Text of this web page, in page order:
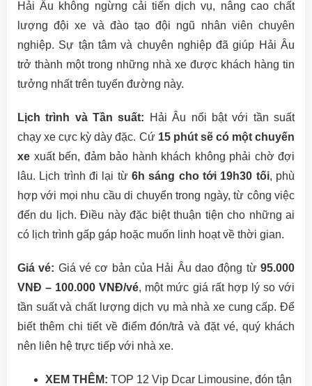
Hải Âu không ngừng cải tiến dịch vụ, nâng cao chất
lượng đội xe và đào tạo đội ngũ nhân viên chuyên
nghiệp. Sự tận tâm và chuyên nghiệp đã giúp Hải Âu
trở thành một trong những nhà xe được khách hàng tin
tưởng nhất trên tuyến đường này.
Lịch trình và Tần suất: Hải Âu nổi bật với tần suất
chạy xe cực kỳ dày đặc. Cứ 15 phút sẽ có một chuyến
xe xuất bến, đảm bảo hành khách không phải chờ đợi
lâu. Lịch trình đi lại từ 6h sáng cho tới 19h30 tối, phù
hợp với mọi nhu cầu di chuyển trong ngày, từ công việc
đến du lịch. Điều này đặc biệt thuận tiện cho những ai
có lịch trình gấp gáp hoặc muốn linh hoạt về thời gian.
Giá vé: Giá vé cơ bản của Hải Âu dao động từ95.000
VNĐ – 100.000 VNĐ/vé, một mức giá rất hợp lý so với
tần suất và chất lượng dịch vụ mà nhà xe cung cấp. Để
biết thêm chi tiết về điểm đón/trả và đặt vé, quý khách
nên liên hệ trực tiếp với nhà xe.
XEM THÊM: TOP 12 Vip Dcar Limousine, đón tận